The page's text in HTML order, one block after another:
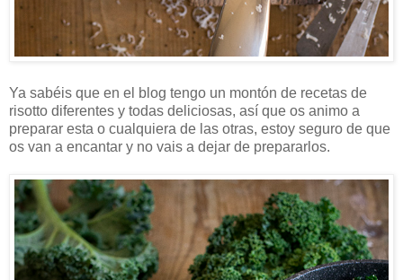
Ya sabéis que en el blog tengo un montón de recetas de
risotto diferentes y todas deliciosas, así que os animo a
preparar esta o cualquiera de las otras, estoy seguro de que
os van a encantar y no vais a dejar de prepararlos.